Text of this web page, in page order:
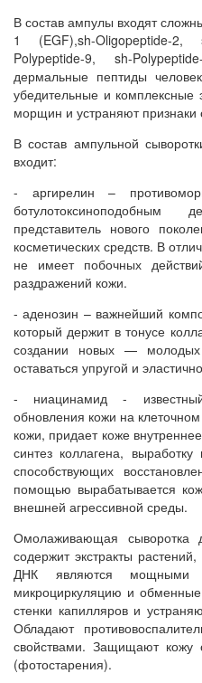
В состав ампулы входят
1 (EGF),sh-Oligopeptide-
Polypeptide-9, sh-
дермальные пептиды
убедительные и
морщин и устраняют признаки
В состав ампульной
входит:
- аргирелин –
ботулотоксиноподобным
представитель нового
косметических средств. В
не имеет побочных
раздражений кожи.
- аденозин – важнейший
который держит в тонусе
создании новых —
оставаться упругой и
- ниацинамид -
обновления кожи на
кожи, придает коже
синтез коллагена,
способствующих
помощью вырабатывается
внешней агрессивной среды.
Омолаживающая
содержит экстракты
ДНК являются мощными
микроциркуляцию и
стенки капилляров и
Обладают
свойствами. Защищают кожу
(фотостарения).